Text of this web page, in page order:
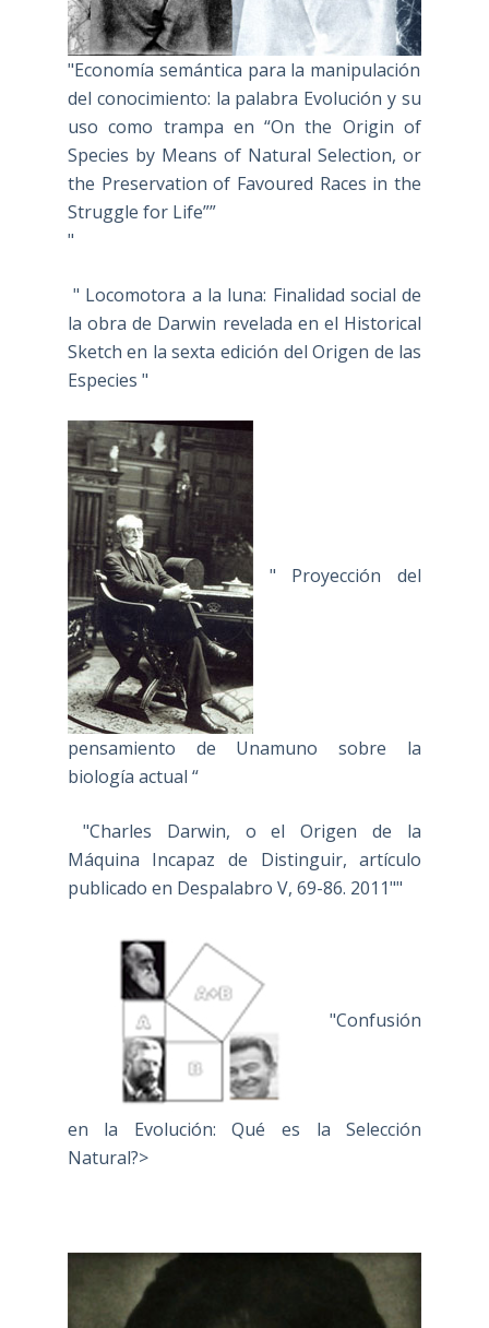
"Economía semántica para la manipulación
del conocimiento: la palabra Evolución y su
uso como trampa en “On the Origin of
Species by Means of Natural Selection, or
the Preservation of Favoured Races in the
Struggle for Life””
"
" Locomotora a la luna: Finalidad social de
la obra de Darwin revelada en el Historical
Sketch en la sexta edición del Origen de las
Especies "
" Proyección del
pensamiento de Unamuno sobre la
biología actual “
"Charles Darwin, o el Origen de la
Máquina Incapaz de Distinguir, artículo
publicado en Despalabro V, 69-86. 2011""
"Confusión
en la Evolución: Qué es la Selección
Natural?>